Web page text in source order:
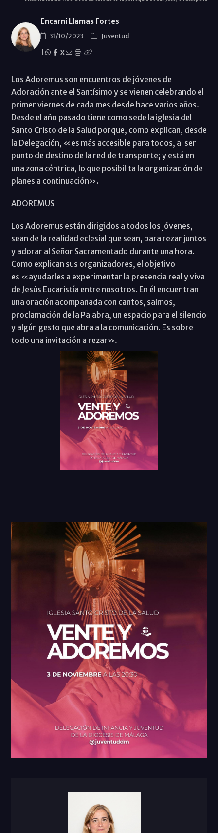
Encarni Llamas Fortes
31/10/2023
Juventud
X
Los Adoremus son encuentros de jóvenes de
Adoración ante el Santísimo y se vienen celebrando el
primer viernes de cada mes desde hace varios años.
Desde el año pasado tiene como sede la iglesia del
Santo Cristo de la Salud porque, como explican, desde
la Delegación, «es más accesible para todos, al ser
punto de destino de la red de transporte; y está en
una zona céntrica, lo que posibilita la organización de
planes a continuación».
ADOREMUS
Los Adoremus están dirigidos a todos los jóvenes,
sean de la realidad eclesial que sean, para rezar juntos
y adorar al Señor Sacramentado durante una hora.
Como explican sus organizadores, el objetivo
es «ayudarles a experimentar la presencia real y viva
de Jesús Eucaristía entre nosotros. En él encuentran
una oración acompañada con cantos, salmos,
proclamación de la Palabra, un espacio para el silencio
y algún gesto que abra a la comunicación. Es sobre
todo una invitación a rezar».